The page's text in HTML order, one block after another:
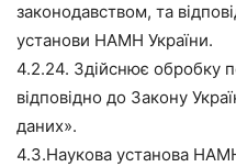
законодавством, та
установи НАМН України.
4.2.24. Здійснює обробку
відповідно до Закону
даних».
4.3.Наукова установа